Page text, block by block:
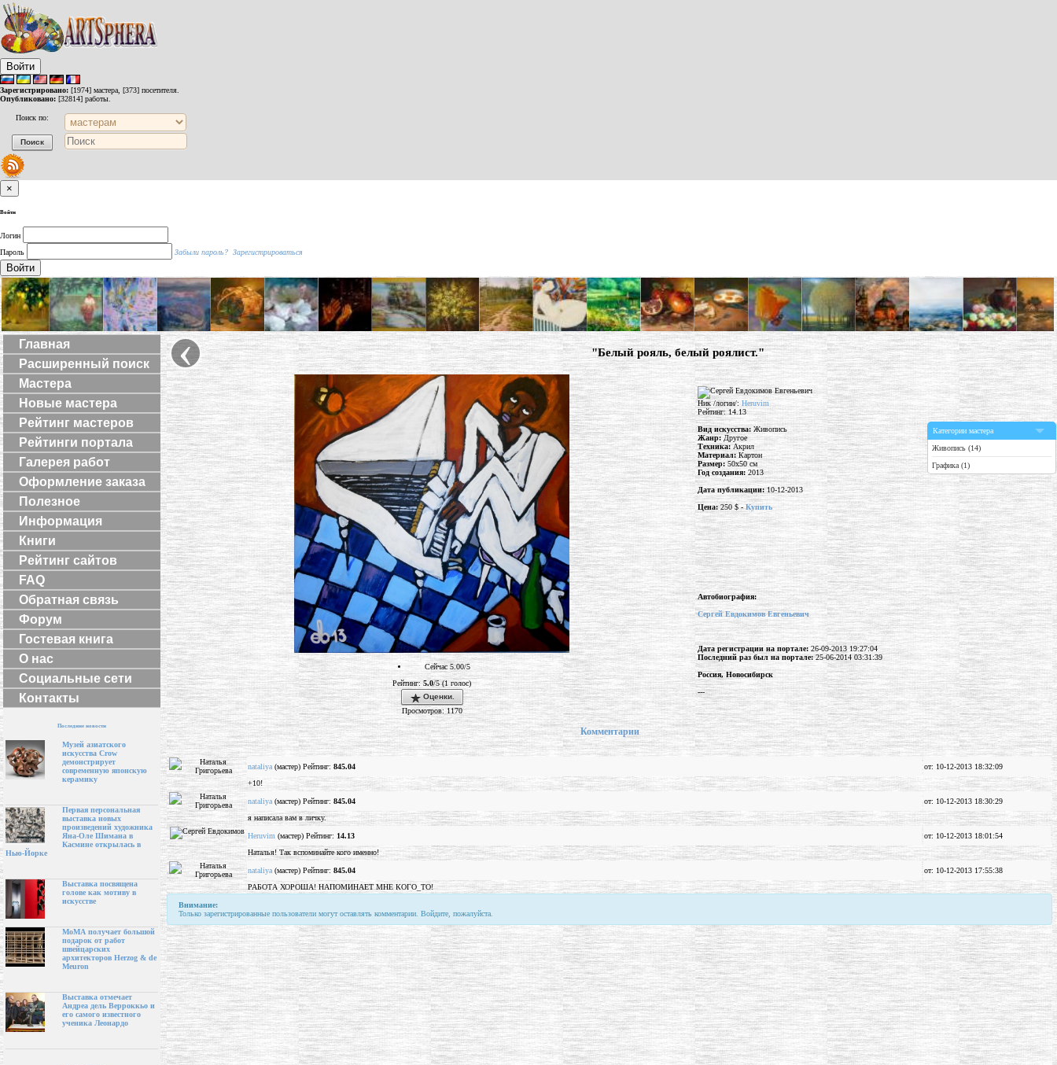
Войти
Зарегистрировано: [1974] мастера, [373] посетителя.
Опубликовано: [32814] работы.
Поиск по:
×
Войти
Логин
Пароль
Забыли пароль? Зарегистрироваться
Войти
Главная
Расширенный поиск
Мастера
Новые мастера
Рейтинг мастеров
Рейтинги портала
Галерея работ
Оформление заказа
Полезное
Информация
Книги
Рейтинг сайтов
FAQ
Обратная связь
Форум
Гостевая книга
О нас
Социальные сети
Контакты
Последние новости
Музей азиатского
искусства Crow
демонстрирует
современную японскую
керамику
Первая персональная
выставка новых
произведений художника
Яна-Оле Шимана в
Касмине открылась в
Нью-Йорке
Выставка посвящена
голове как мотиву в
искусстве
МоМА получает большой
подарок от работ
швейцарских
архитекторов Herzog & de
Meuron
Выставка отмечает
Андреа дель Верроккьо и
его самого известного
ученика Леонардо
‹ "Белый рояль, белый роялист."
Сейчас 5.00/5
Рейтинг: 5.0/5 (1 голос)
Оценки.
Просмотров: 1170
Ник /логин/: Heruvim
Рейтинг: 14.13
Вид искусства: Живопись
Жанр:Другое
Техника:Акрил
Материал:Картон
Размер:50x50 см
Год создания: 2013
Дата публикации:10-12-2013
Цена:250 $ -Купить
Категории мастера
Живопись (14)
Графика (1)
Автобиография:
Сергей Евдокимов Евгеньевич
Дата регистрации на портале:26-09-2013 19:27:04
Последний раз был на портале:25-06-2014 03:31:39
Россия, Новосибирск
---
Комментарии
nataliya (мастер) Рейтинг: 845.04
от: 10-12-2013 18:32:09
+10!
nataliya (мастер) Рейтинг: 845.04
от: 10-12-2013 18:30:29
я написала вам в личку.
Heruvim (мастер) Рейтинг: 14.13
от: 10-12-2013 18:01:54
Наталья! Так вспоминайте кого именно!
nataliya (мастер) Рейтинг: 845.04
от: 10-12-2013 17:55:38
РАБОТА ХОРОША! НАПОМИНАЕТ МНЕ КОГО_ТО!
Внимание:
Только зарегистрированные пользователи могут оставлять комментарии. Войдите, пожалуйста.